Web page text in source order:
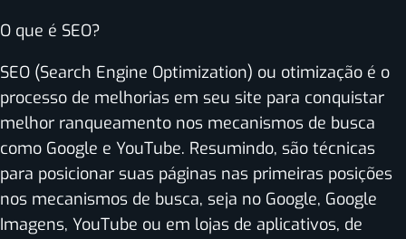
O que é SEO?
SEO (Search Engine Optimization) ou otimização é o
processo de melhorias em seu site para conquistar
melhor ranqueamento nos mecanismos de busca
como Google e YouTube. Resumindo, são técnicas
para posicionar suas páginas nas primeiras posições
nos mecanismos de busca, seja no Google, Google
Imagens, YouTube ou em lojas de aplicativos, de